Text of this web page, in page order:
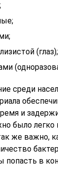
(глаз);
среди
и
было
же важно,
в